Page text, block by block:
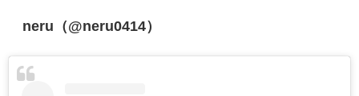
neru（@neru0414）